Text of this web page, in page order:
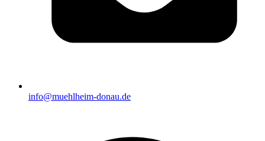
info@muehlheim-donau.de